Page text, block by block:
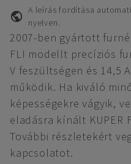
A leírás fordítása
nyelven.
2007-ben gyártott
FLI modellt precíziós
V feszültségen és 14,5
működik. Ha kiváló
képességekre vágyik,
eladásra kínált KUPER
További részletekért
kapcsolatot.